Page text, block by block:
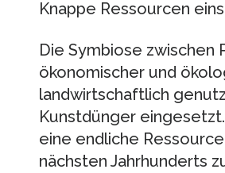
Knappe Ressourcen
Die Symbiose zwischen
ökonomischer und
landwirtschaftlich
Kunstdünger
eine endliche
nächsten Jahrhunderts